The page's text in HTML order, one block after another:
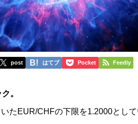
post はてブ Pocket Feedly
。
たEUR/CHFの下限を1.2000とし